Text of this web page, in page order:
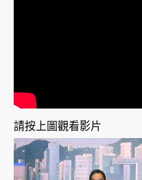
請按上圖觀看影片